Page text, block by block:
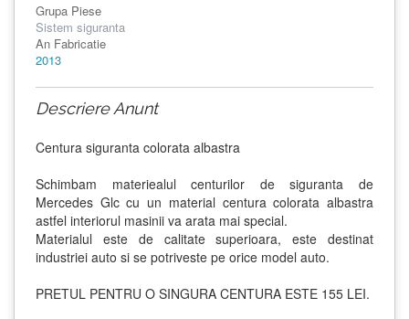
Grupa Piese
Sistem siguranta
An Fabricatie
2013
Descriere Anunt
Centura siguranta colorata albastra
Schimbam materiealul centurilor de siguranta de
Mercedes Glc cu un material centura colorata albastra
astfel interiorul masinii va arata mai special.
Materialul este de calitate superioara, este destinat
industriei auto si se potriveste pe orice model auto.
PRETUL PENTRU O SINGURA CENTURA ESTE 155 LEI.